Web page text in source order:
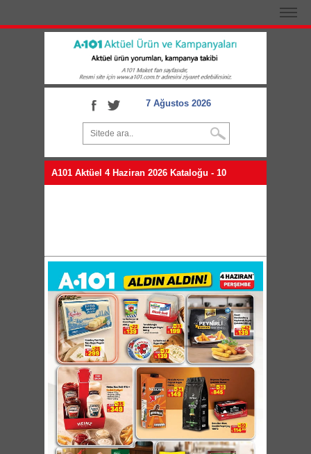
7 Ağustos 2026
A101 Aktüel 4 Haziran 2026 Kataloğu - 10